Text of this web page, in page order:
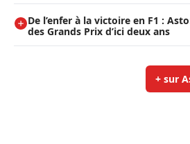
De l’enfer à la victoire en F1 :
des Grands Prix d’ici deux ans
+ sur